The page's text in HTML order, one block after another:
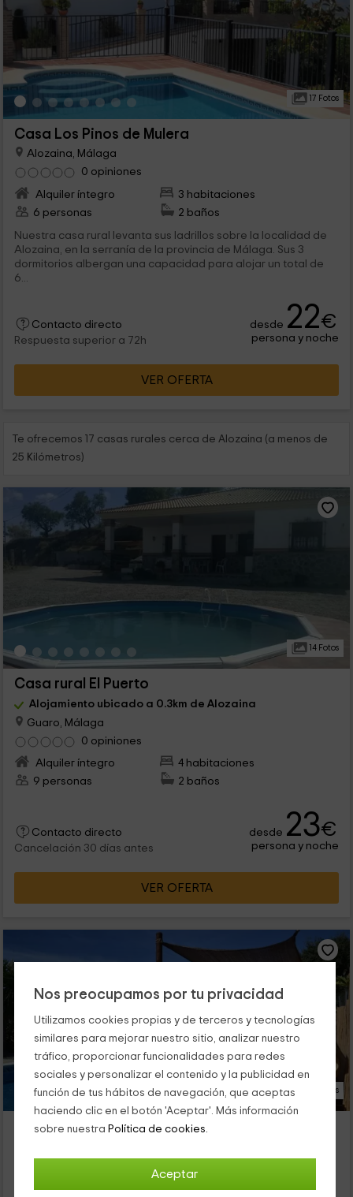
Nos preocupamos por tu privacidad
Utilizamos cookies propias y de terceros y tecnologías
similares para mejorar nuestro sitio, analizar nuestro
tráfico, proporcionar funcionalidades para redes
sociales y personalizar el contenido y la publicidad en
función de tus hábitos de navegación, que aceptas
haciendo clic en el botón 'Aceptar'. Más información
sobre nuestra Política de cookies.
Aceptar
17 Fotos
Casa Los Pinos de Mulera
Alozaina, Málaga
0 opiniones
Alquiler íntegro
3 habitaciones
6 personas
2 baños
Nuestra casa rural levanta sus ladrillos sobre la localidad de
Alozaina, en la serranía de la provincia de Málaga. Sus 3
dormitorios albergan una capacidad para alojar un total de
6...
Contacto directo
Respuesta superior a 72h
desde 22€
persona y noche
VER OFERTA
Te ofrecemos 17 casas rurales cerca de Alozaina (a menos de
25 Kilómetros)
14 Fotos
Casa rural El Puerto
Alojamiento ubicado a 0.3km de Alozaina
Guaro, Málaga
0 opiniones
Alquiler íntegro
4 habitaciones
9 personas
2 baños
Contacto directo
Cancelación 30 días antes
desde 23€
persona y noche
VER OFERTA
29 Fotos
The African House